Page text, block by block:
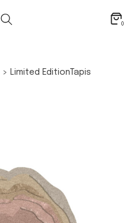
0
> Limited EditionTapis